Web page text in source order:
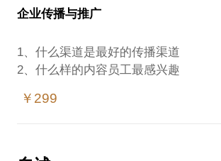
企业传播与推广
1、什么渠道是最好的传播渠道
2、什么样的内容员工最感兴趣
4、企业内部传播是不是影响力越大越好
￥299